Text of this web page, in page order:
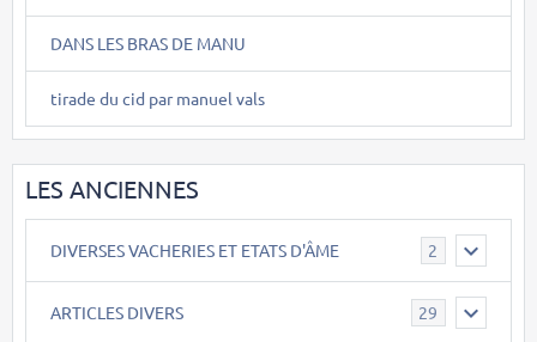
DANS LES BRAS DE MANU
tirade du cid par manuel vals
LES ANCIENNES
DIVERSES VACHERIES ET ETATS D'ÂME 2
ARTICLES DIVERS 29